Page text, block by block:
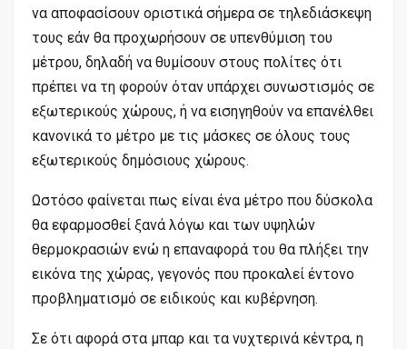
να αποφασίσουν οριστικά σήμερα σε τηλεδιάσκεψη
τους εάν θα προχωρήσουν σε υπενθύμιση του
μέτρου, δηλαδή να θυμίσουν στους πολίτες ότι
πρέπει να τη φορούν όταν υπάρχει συνωστισμός σε
εξωτερικούς χώρους, ή να εισηγηθούν να επανέλθει
κανονικά το μέτρο με τις μάσκες σε όλους τους
εξωτερικούς δημόσιους χώρους.
Ωστόσο φαίνεται πως είναι ένα μέτρο που δύσκολα
θα εφαρμοσθεί ξανά λόγω και των υψηλών
θερμοκρασιών ενώ η επαναφορά του θα πλήξει την
εικόνα της χώρας, γεγονός που προκαλεί έντονο
προβληματισμό σε ειδικούς και κυβέρνηση.
Σε ότι αφορά στα μπαρ και τα νυχτερινά κέντρα, η